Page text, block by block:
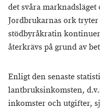
det svåra
Jordbrukarnas ork
stödbyråkratin
återkrävs på grund av
Enligt den senaste
lantbruksinkomsten,
inkomster och utgifter,